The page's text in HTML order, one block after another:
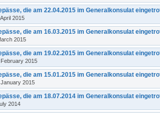
die am 22.04.2015 im Generalkonsulat
2015
die am 16.03.2015 im Generalkonsulat
2015
die am 19.02.2015 im Generalkonsulat
2015
die am 15.01.2015 im Generalkonsulat
2015
die am 18.07.2014 im Generalkonsulat
2014